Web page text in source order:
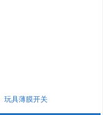
玩具薄膜开关